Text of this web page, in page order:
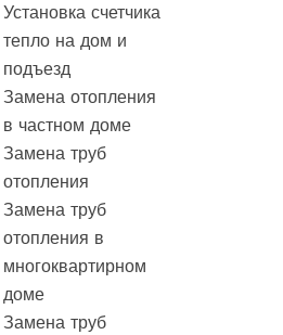
Установка счетчика
тепло на дом и
подъезд
Замена отопления
в частном доме
Замена труб
отопления
Замена труб
отопления в
многоквартирном
доме
Замена труб